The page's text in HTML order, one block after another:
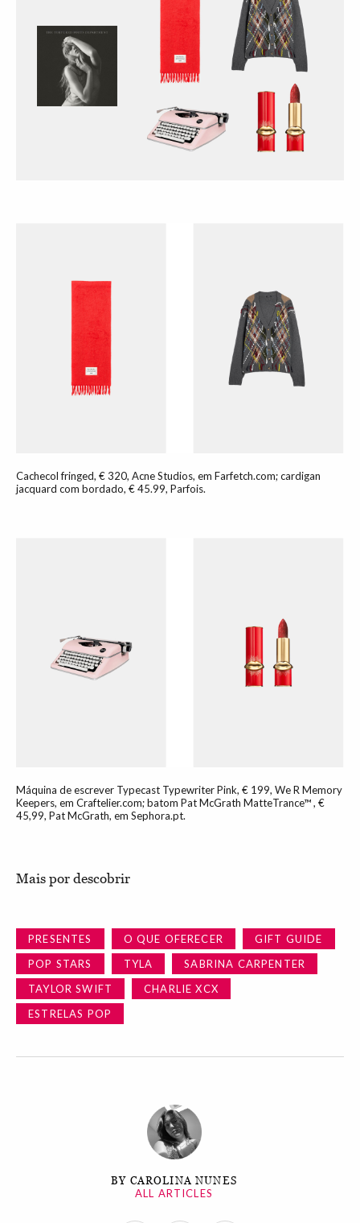
Cachecol fringed, € 320, Acne Studios, em Farfetch.com; cardigan
jacquard com bordado, € 45.99, Parfois.
Máquina de escrever Typecast Typewriter Pink, € 199, We R Memory
Keepers, em Craftelier.com; batom Pat McGrath MatteTrance™ , €
45,99, Pat McGrath, em Sephora.pt.
Mais por descobrir
PRESENTES O QUE OFERECER
GIFT GUIDE
POP STARS
TYLA
SABRINA CARPENTER
TAYLOR SWIFT
CHARLIE XCX
ESTRELAS POP
BY CAROLINA NUNES
ALL ARTICLES